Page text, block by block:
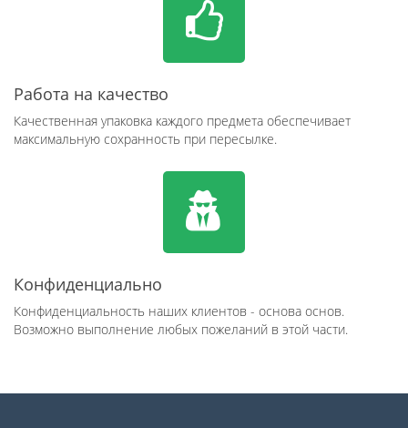
Работа на качество
Качественная упаковка каждого предмета обеспечивает
максимальную сохранность при пересылке.
Конфиденциально
Конфиденциальность наших клиентов - основа основ.
Возможно выполнение любых пожеланий в этой части.